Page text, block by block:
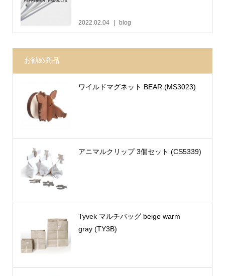
2022.02.04 blog
お勧め商品
ワイルドマグネット BEAR (MS3023)
アニマルクリップ 3個セット (CS5339)
Tyvek マルチバッグ beige warm
gray (TY3B)